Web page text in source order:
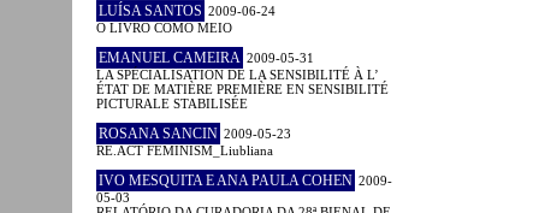
LUÍSA SANTOS 2009-06-24
O LIVRO COMO MEIO
EMANUEL CAMEIRA 2009-05-31
LA SPÉCIALISATION DE LA SENSIBILITÉ À L’
ÉTAT DE MATIÈRE PREMIÈRE EN SENSIBILITÉ
PICTURALE STABILISÉE
ROSANA SANCIN 2009-05-23
RE.ACT FEMINISM_Liubliana
IVO MESQUITA E ANA PAULA COHEN 2009-
05-03